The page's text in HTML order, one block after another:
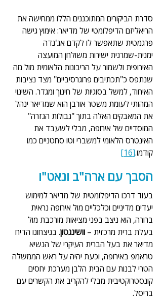
סדרת הביקורים המתוכננים הללו ממחישה את
הריאליזם הדיפלומטי של מדיאר: אימוץ גישה
פרגמטית שתאפשר לו לקדם אג'נדה
ימנית-שמרנית ישירות משולחן המועצה
האירופית ולשמור על הריבונות הלאומית מול מה
שנתפס כ"תכתיבים פרוגרסיביים" מצד נציבות
האיחוד, למשל בסוגיות של חינוך ומגדר. השינוי
המהותי לעומת משטר אורבן הוא שמדיאר ינהל
את המאבקים האלה בתוך "גבולות הגזרה"
המוסדיים של אירופה, מבלי לשעבד את
האינטרס הלאומי למשברי וטו סחטניים כמו
קודמו.[16]
הסבך עם ארה"ב ונאט"ו
בעוד דרכו הדיפלומטית של מדיאר למימוש
יעדים מדיניים וכלכליים מול אירופה נראית
ברורה, הוא ניצב בפני מציאות מורכבת מול
בעלת ברית מרכזית – וושינגטון. בניצחונו הדיח
מדיאר את בעל הברית העיקרי של הנשיא
טראמפ באירופה, וכעת יהיה על ראש הממשלה
הטרי לבנות עם הבית הלבן מערכת יחסים
קונסטרוקטיבית מבלי להקריב את הקשרים עם
בריסל.